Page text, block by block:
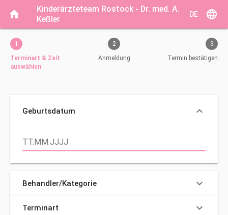
Aktueller Schritt: Terminart & Zeit auswählen
home
Kinderärzteteam Rostock - Dr. med. A.
Keßler
DE language
1
Terminart & Zeit
auswählen
2
Anmeldung
3
Termin bestätigen
Geburtsdatum keyboard_arrow_down
Behandler/Kategorie keyboard_arrow_down
Terminart keyboard_arrow_down